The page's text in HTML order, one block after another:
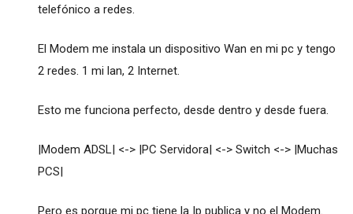
telefónico a redes.
El Modem me instala un dispositivo Wan en mi pc y tengo
2 redes. 1 mi lan, 2 Internet.
Esto me funciona perfecto, desde dentro y desde fuera.
|Modem ADSL| <-> |PC Servidora| <-> Switch <-> |Muchas
PCS|
Pero es porque mi pc tiene la Ip publica y no el Modem.